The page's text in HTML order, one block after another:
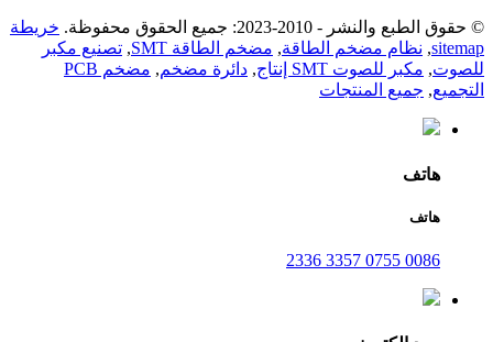
© حقوق الطبع والنشر - 2010-2023: جميع الحقوق محفوظة.
خريطة
sitemap
, نظام مضخم الطاقة, مضخم الطاقة SMT , تصنيع مكبر
للصوت, مكبر للصوت SMT إنتاج , دائرة مضخم,
مضخم PCB
التجميع, جميع المنتجات
هاتف
هاتف
0086 0755 3357 2336